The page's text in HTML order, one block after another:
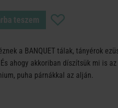
teszem
a BANQUET tálak, tányérok
ahogy akkoriban díszítsük mi is
puha párnákkal az alján.